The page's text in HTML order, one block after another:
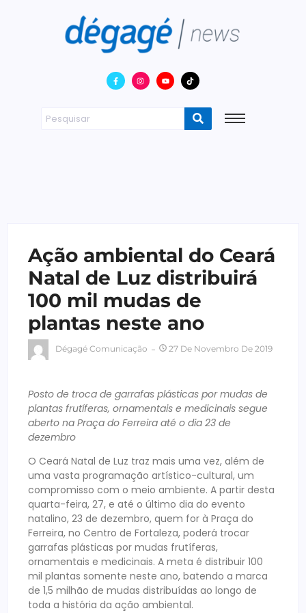
Ação ambiental do Ceará
Natal de Luz distribuirá
100 mil mudas de
plantas neste ano
Dégagé Comunicação 27 De Novembro De 2019
Posto de troca de garrafas plásticas por mudas de
plantas frutíferas, ornamentais e medicinais segue
aberto na Praça do Ferreira até o dia 23 de
dezembro
O Ceará Natal de Luz traz mais uma vez, além de
uma vasta programação artístico-cultural, um
compromisso com o meio ambiente. A partir desta
quarta-feira, 27, e até o último dia do evento
natalino, 23 de dezembro, quem for à Praça do
Ferreira, no Centro de Fortaleza, poderá trocar
garrafas plásticas por mudas frutíferas,
ornamentais e medicinais. A meta é distribuir 100
mil plantas somente neste ano, batendo a marca
de 1,5 milhão de mudas distribuídas ao longo de
toda a história da ação ambiental.